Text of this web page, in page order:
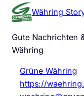
Währing
Gute Nachrichten
Währing
Grüne Währing
https://